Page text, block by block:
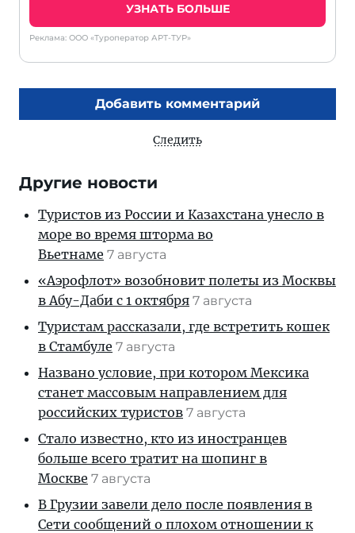
УЗНАТЬ БОЛЬШЕ
Реклама: ООО «Туроператор АРТ-ТУР»
Добавить комментарий
Следить
Другие новости
Туристов из России и Казахстана унесло в
море во время шторма во
Вьетнаме 7 августа
«Аэрофлот» возобновит полеты из Москвы
в Абу-Даби с 1 октября 7 августа
Туристам рассказали, где встретить кошек
в Стамбуле 7 августа
Названо условие, при котором Мексика
станет массовым направлением для
российских туристов 7 августа
Стало известно, кто из иностранцев
больше всего тратит на шопинг в
Москве 7 августа
В Грузии завели дело после появления в
Сети сообщений о плохом отношении к